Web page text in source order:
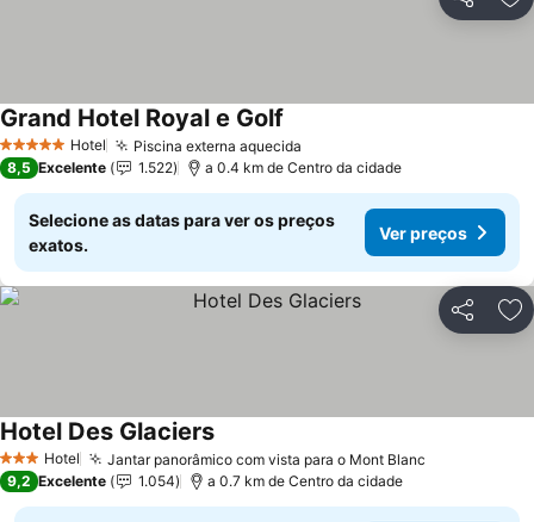
Partilhar
5 Estrelas Hotel Piscina externa aquecida
Grand Hotel Royal e Golf
8,5 Excelente 1.522 a 0.4 km de Centro da cidade
Selecione as datas para ver os preços
exatos.
Ver preços
Partilhar
3 EstrelasHotel Jantar panorâmico com vista para o Mont Blanc
Hotel Des Glaciers
9,2 Excelente 1.054 a 0.7 km de Centro da cidade